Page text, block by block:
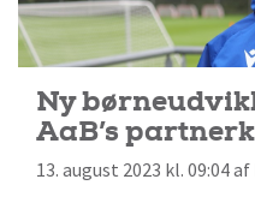
Ny
AaB’s
13. august 2023 kl. 09:04